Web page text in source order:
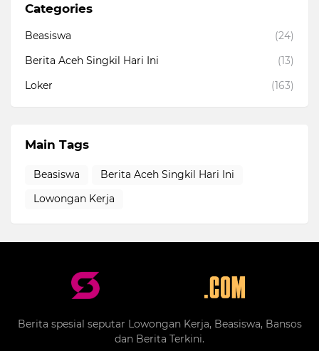
Categories
Beasiswa
(24)
Berita Aceh Singkil Hari Ini
(13)
Loker
(163)
Main Tags
Beasiswa
Berita Aceh Singkil Hari Ini
Lowongan Kerja
Berita spesial seputar Lowongan Kerja, Beasiswa, Bansos
dan Berita Terkini.